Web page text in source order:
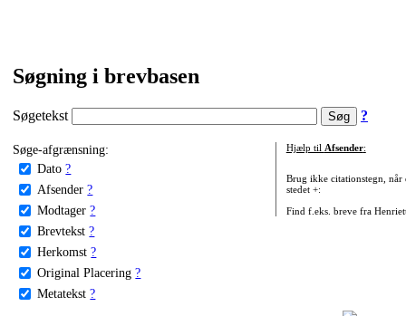
Søgning i brevbasen
Søgetekst ?
Søge-afgrænsning:
Dato ?
Afsender ?
Modtager ?
Brevtekst ?
Herkomst ?
Original Placering ?
Metatekst ?
Hjælp til Afsender:
Brug ikke citationstegn, når
stedet +:
Find f.eks. breve fra